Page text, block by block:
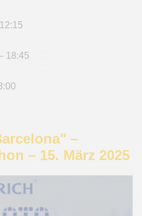
18:45
–
– 15. März 2025